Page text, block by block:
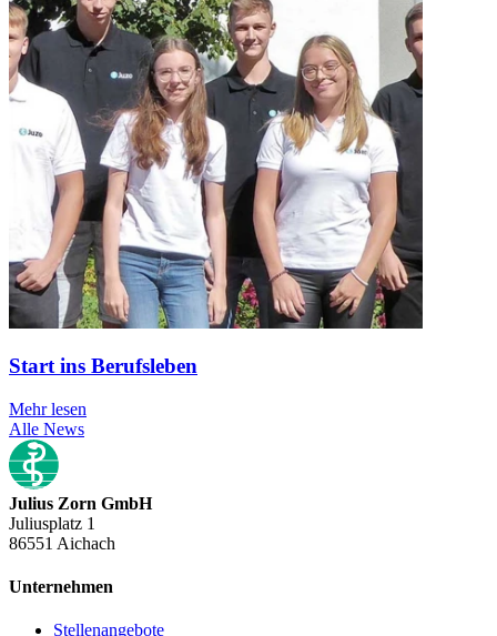
Start ins Berufsleben
Mehr lesen
Alle News
Julius Zorn GmbH
Juliusplatz 1
86551 Aichach
Unternehmen
Stellenangebote